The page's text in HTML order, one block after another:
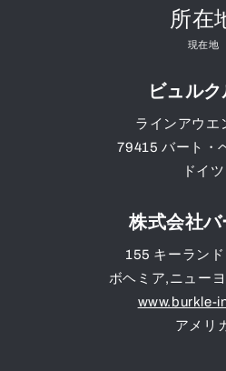
所在
現在地
ビュル
ラインアウエ
79415 バート・
ドイツ
株式会社
155 キーランド
ボヘミア,ニュー
www.burkle-
アメリ